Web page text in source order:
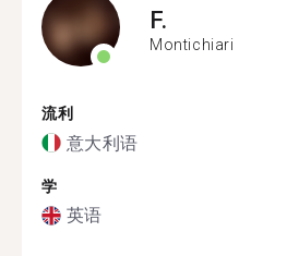
F.
Montichiari
流利
意大利语
学
英语